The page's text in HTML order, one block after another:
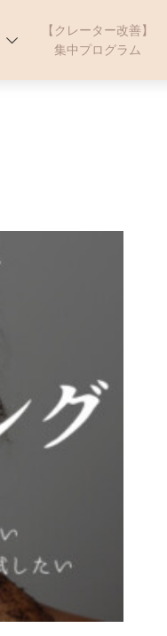
【クレーター改善】
集中プログラム